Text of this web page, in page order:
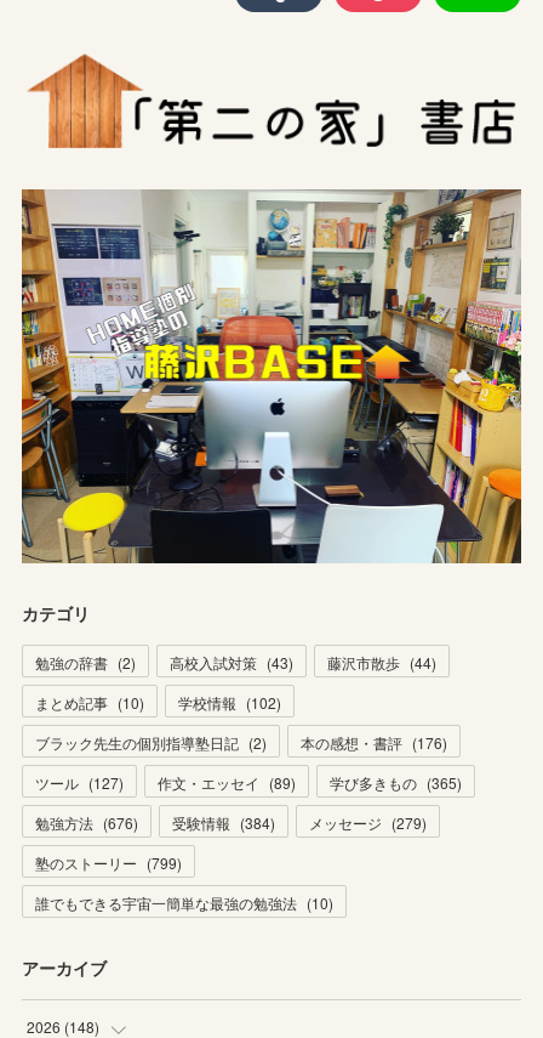
カテゴリ
勉強の辞書 (2) 高校入試対策 (43) 藤沢市散歩 (44)
まとめ記事 (10) 学校情報 (102)
ブラック先生の個別指導塾日記 (2) 本の感想・書評 (176)
ツール (127) 作文・エッセイ (89) 学び多きもの (365)
勉強方法 (676) 受験情報 (384) メッセージ (279)
塾のストーリー (799)
誰でもできる宇宙一簡単な最強の勉強法 (10)
アーカイブ
2026 (148)